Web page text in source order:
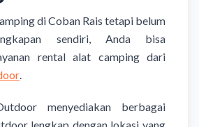
di Coban Rais tetapi belum
sendiri, Anda bisa
rental alat camping dari
menyediakan berbagai